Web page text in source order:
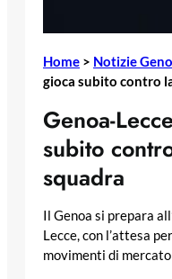
Home > Notizie
gioca subito contro
Genoa-
subito
squadra
Il Genoa si prepara
Lecce, con l’attesa
movimenti di